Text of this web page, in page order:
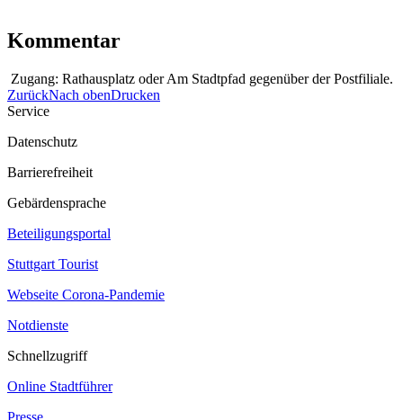
Kommentar
Zugang: Rathausplatz oder Am Stadtpfad gegenüber der Postfiliale.
ZurückNach obenDrucken
Service
Datenschutz
Barrierefreiheit
Gebärdensprache
Beteiligungsportal
Stuttgart Tourist
Webseite Corona‐Pandemie
Notdienste
Schnellzugriff
Online Stadtführer
Presse